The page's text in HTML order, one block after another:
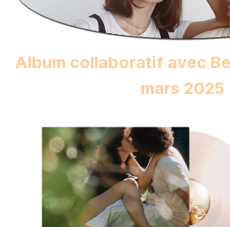
Album collaboratif avec
mars 2025